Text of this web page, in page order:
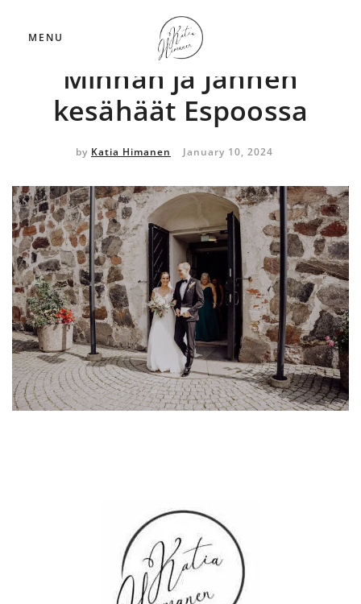
MENU Hääkuvaus
Minnan ja Jannen
kesähäät Espoossa
by Katia Himanen January 10, 2024